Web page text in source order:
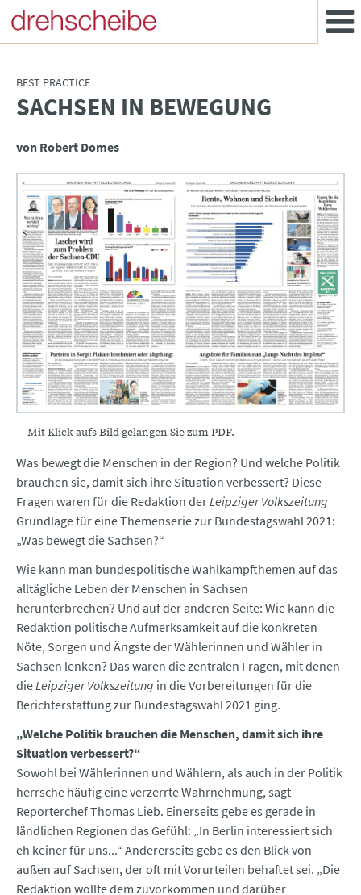
BEST PRACTICE
:SACHSEN IN BEWEGUNG
von Robert Domes
Mit Klick aufs Bild gelangen Sie zum PDF.
Was bewegt die Menschen in der Region? Und welche Politik
brauchen sie, damit sich ihre Situation verbessert? Diese
Fragen waren für die Redaktion derLeipziger Volkszeitung
Grundlage für eine Themenserie zur Bundestagswahl 2021:
„Was bewegt die Sachsen?“
Wie kann man bundespolitische Wahlkampfthemen auf das
alltägliche Leben der Menschen in Sachsen
herunterbrechen? Und auf der anderen Seite: Wie kann die
Redaktion politische Aufmerksamkeit auf die konkreten
Nöte, Sorgen und Ängste der Wählerinnen und Wähler in
Sachsen lenken? Das waren die zentralen Fragen, mit denen
dieLeipziger Volkszeitung in die Vorbereitungen für die
Berichterstattung zur Bundestagswahl 2021 ging.
„Welche Politik brauchen die Menschen, damit sich ihre
Situation verbessert?“
Sowohl bei Wählerinnen und Wählern, als auch in der Politik
herrsche häufig eine verzerrte Wahrnehmung, sagt
Reporterchef Thomas Lieb. Einerseits gebe es gerade in
ländlichen Regionen das Gefühl: „In Berlin interessiert sich
eh keiner für uns...“ Andererseits gebe es den Blick von
außen auf Sachsen, der oft mit Vorurteilen behaftet sei. „Die
Redaktion wollte dem zuvorkommen und darüber